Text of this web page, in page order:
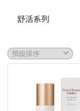
舒活系列